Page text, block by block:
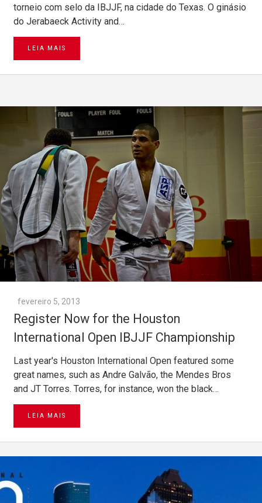
torneio com selo da IBJJF, na cidade do Texas. O ginásio
do Jerabaeck Activity and…
LEIA MAIS
fevereiro 5, 2013
Register Now for the Houston
International Open IBJJF Championship
Last year's Houston International Open featured some
great names, such as Andre Galvão, the Mendes Bros
and JT Torres. Torres, for instance, won the black…
LEIA MAIS